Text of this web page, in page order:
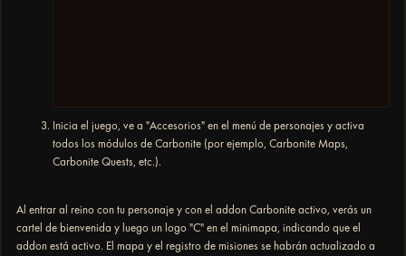
Inicia el juego, ve a "Accesorios" en el menú de personajes y activa
todos los módulos de Carbonite (por ejemplo, Carbonite Maps,
Carbonite Quests, etc.).
Al entrar al reino con tu personaje y con el addon Carbonite activo, verás un
cartel de bienvenida y luego un logo "C" en el minimapa, indicando que el
addon está activo. El mapa y el registro de misiones se habrán actualizado a